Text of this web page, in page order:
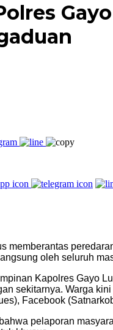
memberantas
oleh seluruh
Kapolres Gayo
sekitarnya. Warga
Facebook
pelaporan